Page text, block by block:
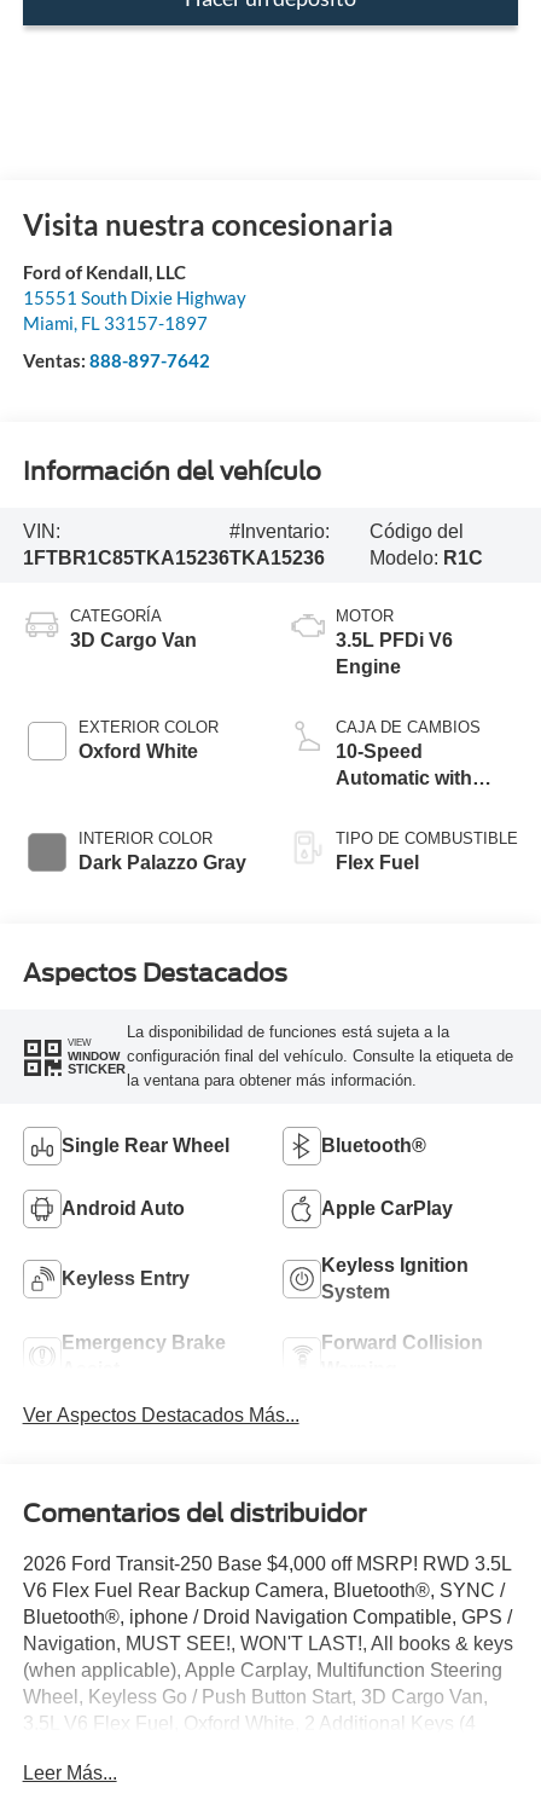
Visita nuestra concesionaria
Ford of Kendall, LLC
15551 South Dixie Highway
Miami, FL 33157-1897
Ventas: 888-897-7642
Información del vehículo
VIN:
1FTBR1C85TKA15236
#Inventario:
TKA15236
Código del
Modelo: R1C
CATEGORÍA
3D Cargo Van
EXTERIOR COLOR
Oxford White
INTERIOR COLOR
Dark Palazzo Gray
MOTOR
3.5L PFDi V6
Engine
CAJA DE CAMBIOS
10-Speed
Automatic with
TIPO DE COMBUSTIBLE
Flex Fuel
Aspectos Destacados
VIEW
WINDOW
STICKER
La disponibilidad de funciones está sujeta a la
configuración final del vehículo. Consulte la etiqueta de
la ventana para obtener más información.
Single Rear Wheel Bluetooth®
Android Auto Apple CarPlay
Keyless Entry
Keyless Ignition
System
Emergency Brake
Forward Collision
Ver Aspectos Destacados Más...
Comentarios del distribuidor
2026 Ford Transit-250 Base $4,000 off MSRP! RWD 3.5L
V6 Flex Fuel Rear Backup Camera, Bluetooth®, SYNC /
Bluetooth®, iphone / Droid Navigation Compatible, GPS /
Navigation, MUST SEE!, WON'T LAST!, All books & keys
(when applicable), Apple Carplay, Multifunction Steering
Wheel, Keyless Go / Push Button Start, 3D Cargo Van,
3.5L V6 Flex Fuel, Oxford White, 2 Additional Keys (4
Speakers, 4-Wheel Disc Brakes, 6 Cargo Tie-Down
Leer Más...